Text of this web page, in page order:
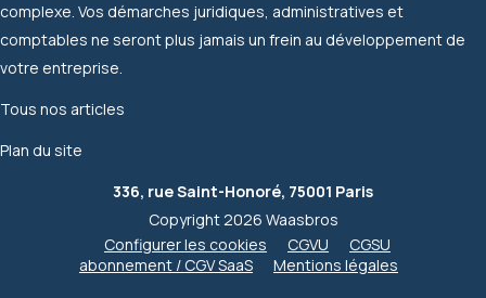
complexe. Vos démarches juridiques, administratives et
comptables ne seront plus jamais un frein au développement de
votre entreprise.
Tous nos articles
Plan du site
336, rue Saint-Honoré, 75001 Paris
Copyright 2026 Waasbros
Configurer les cookies
CGVU
CGSU
abonnement / CGV SaaS
Mentions légales